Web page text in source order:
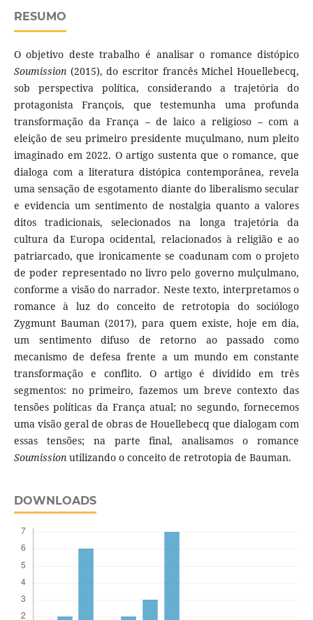
RESUMO
O objetivo deste trabalho é analisar o romance distópico
Soumission(2015), do escritor francês Michel Houellebecq,
sob perspectiva política, considerando a trajetória do
protagonista François, que testemunha uma profunda
transformação da França – de laico a religioso – com a
eleição de seu primeiro presidente muçulmano, num pleito
imaginado em 2022. O artigo sustenta que o romance, que
dialoga com a literatura distópica contemporânea, revela
uma sensação de esgotamento diante do liberalismo secular
e evidencia um sentimento de nostalgia quanto a valores
ditos tradicionais, selecionados na longa trajetória da
cultura da Europa ocidental, relacionados à religião e ao
patriarcado, que ironicamente se coadunam com o projeto
de poder representado no livro pelo governo mulçulmano,
conforme a visão do narrador. Neste texto, interpretamos o
romance à luz do conceito de retrotopia do sociólogo
Zygmunt Bauman (2017), para quem existe, hoje em dia,
um sentimento difuso de retorno ao passado como
mecanismo de defesa frente a um mundo em constante
transformação e conflito. O artigo é dividido em três
segmentos: no primeiro, fazemos um breve contexto das
tensões políticas da França atual; no segundo, fornecemos
uma visão geral de obras de Houellebecq que dialogam com
essas tensões; na parte final, analisamos o romance
Soumissionutilizando o conceito de retrotopia de Bauman.
DOWNLOADS